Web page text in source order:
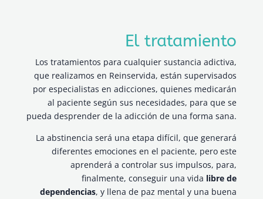
El tratamiento
Los tratamientos para cualquier sustancia adictiva,
que realizamos en Reinservida, están supervisados
por especialistas en adicciones, quienes medicarán
al paciente según sus necesidades, para que se
pueda desprender de la adicción de una forma sana.
La abstinencia será una etapa difícil, que generará
diferentes emociones en el paciente, pero este
aprenderá a controlar sus impulsos, para,
finalmente, conseguir una vida libre de
dependencias, y llena de paz mental y una buena